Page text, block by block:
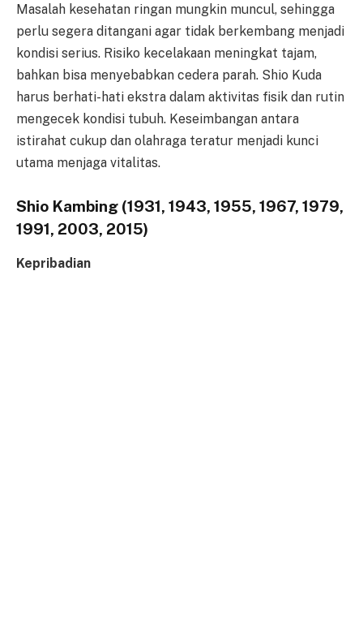
Masalah kesehatan ringan mungkin muncul, sehingga
perlu segera ditangani agar tidak berkembang menjadi
kondisi serius. Risiko kecelakaan meningkat tajam,
bahkan bisa menyebabkan cedera parah. Shio Kuda
harus berhati-hati ekstra dalam aktivitas fisik dan rutin
mengecek kondisi tubuh. Keseimbangan antara
istirahat cukup dan olahraga teratur menjadi kunci
utama menjaga vitalitas.
Shio Kambing (1931, 1943, 1955, 1967, 1979,
1991, 2003, 2015)
Kepribadian